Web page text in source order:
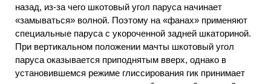
назад, из-за чего шкотовый угол паруса начинает
«замываться» волной. Поэтому на «фанах» применяют
специальные паруса с укороченной задней шкаториной.
При вертикальном положении мачты шкотовый угол
паруса оказывается приподнятым вверх, однако в
установившемся режиме глиссирования гик принимает